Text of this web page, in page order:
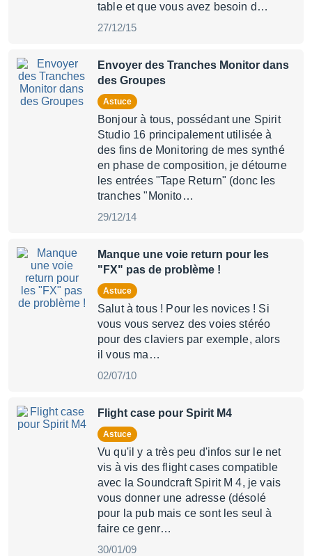
table et que vous avez besoin d…
27/12/15
Envoyer des Tranches Monitor dans
des Groupes
Astuce
Bonjour à tous, possédant une Spirit
Studio 16 principalement utilisée à
des fins de Monitoring de mes synthé
en phase de composition, je détourne
les entrées "Tape Return" (donc les
tranches "Monito…
29/12/14
Manque une voie return pour les
"FX" pas de problème !
Astuce
Salut à tous ! Pour les novices ! Si
vous vous servez des voies stéréo
pour des claviers par exemple, alors
il vous ma…
02/07/10
Flight case pour Spirit M4
Astuce
Vu qu'il y a très peu d'infos sur le net
vis à vis des flight cases compatible
avec la Soundcraft Spirit M 4, je vais
vous donner une adresse (désolé
pour la pub mais ce sont les seul à
faire ce genr…
30/01/09